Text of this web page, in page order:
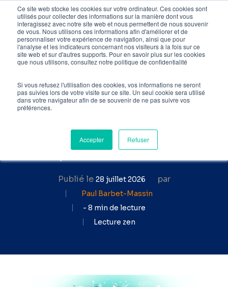
Ce site web stocke les cookies sur votre ordinateur. Ces cookies sont
utilisés pour collecter des informations sur la manière dont vous
interagissez avec notre site web et nous permettent de nous souvenir
de vous. Nous utilisons ces informations afin d'améliorer et de
personnaliser votre expérience de navigation, ainsi que pour
l'analyse et les indicateurs concernant nos visiteurs à la fois sur ce
site web et sur d'autres supports. Pour en savoir plus sur les cookies
que nous utilisons, consultez notre politique de confidentialité
Si vous refusez l'utilisation des cookies, vos informations ne seront
pas suivies lors de votre visite sur ce site. Un seul cookie sera utilisé
dans votre navigateur afin de se souvenir de ne pas suivre vos
préférences.
Accepter Refuser
main
content
Accueil» Blog SEO»
pages de votre site est bon
pour votre SEO
pages de votre site est
bon pour votre SEO
Publié le 28 juillet 2026 par
Paul Barbet-Massin
- 8 min de lecture
Lecture zen